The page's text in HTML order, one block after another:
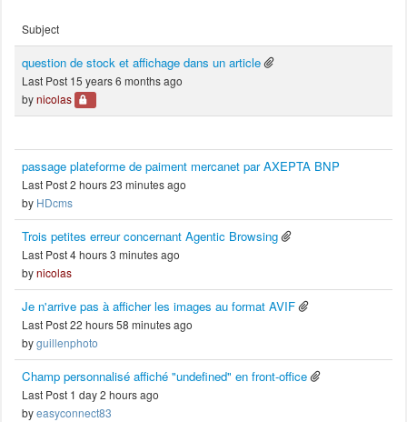
Subject
question de stock et affichage dans un article
Last Post 15 years 6 months ago
bynicolas
passage plateforme de paiment mercanet par AXEPTA BNP
Last Post 2 hours 23 minutes ago
by HDcms
Trois petites erreur concernant Agentic Browsing
Last Post 4 hours 3 minutes ago
bynicolas
Je n'arrive pas à afficher les images au format AVIF
Last Post 22 hours 58 minutes ago
byguillenphoto
Champ personnalisé affiché "undefined" en front-office
Last Post 1 day 2 hours ago
byeasyconnect83